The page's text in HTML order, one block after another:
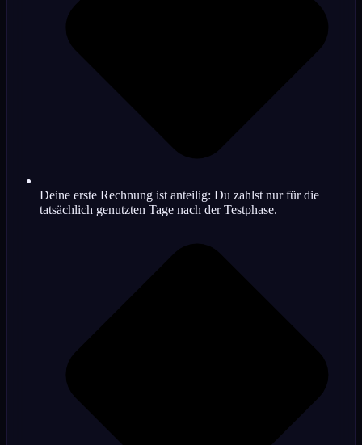
Deine erste Rechnung ist anteilig: Du zahlst nur für die
tatsächlich genutzten Tage nach der Testphase.